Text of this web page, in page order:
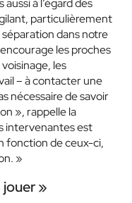
à l’égard des
particulièrement
dans notre
les proches
les
– à contacter une
nécessaire de savoir
», rappelle la
intervenantes est
fonction de ceux-ci,
»
jouer »